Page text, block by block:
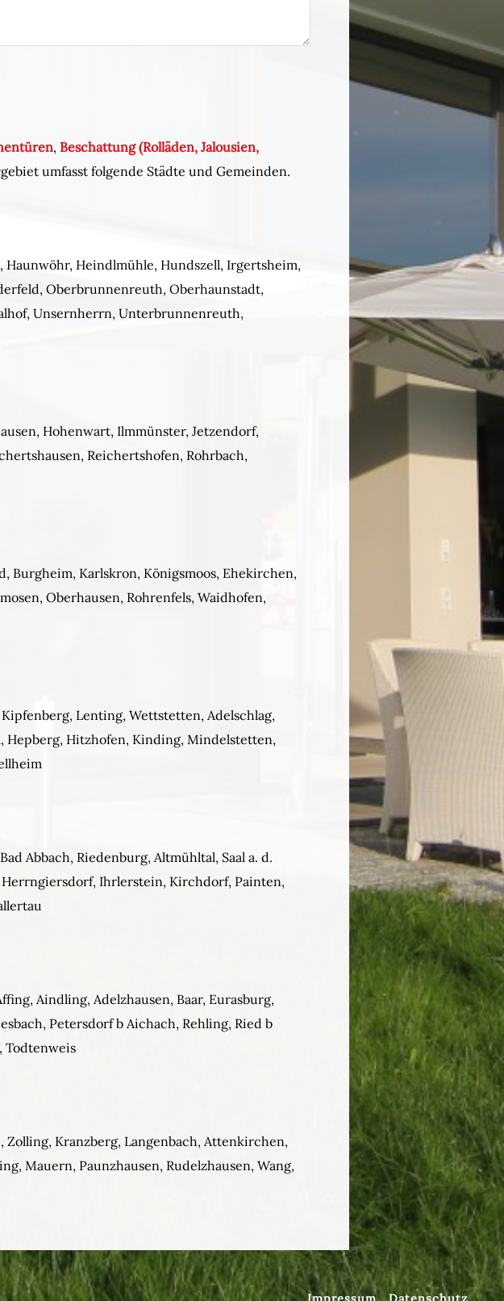
, Beschattung (Rolläden, Jalousien,
umfasst folgende Städte und Gemeinden.
Heindlmühle, Hundszell, Irgertsheim,
Oberbrunnenreuth, Oberhaunstadt,
Unsernherrn, Unterbrunnenreuth,
Hohenwart, Ilmmünster, Jetzendorf,
Reichertshofen, Rohrbach,
Burgheim, Karlskron, Königsmoos, Ehekirchen,
Oberhausen, Rohrenfels, Waidhofen,
Lenting, Wettstetten, Adelschlag,
Hepberg, Hitzhofen, Kinding, Mindelstetten,
Abbach, Riedenburg, Altmühltal, Saal a. d.
Herrngiersdorf, Ihrlerstein, Kirchdorf, Painten,
Aindling, Adelzhausen, Baar, Eurasburg,
Petersdorf b Aichach, Rehling, Ried b
Todtenweis
Zolling, Kranzberg, Langenbach, Attenkirchen,
Mauern, Paunzhausen, Rudelzhausen, Wang,